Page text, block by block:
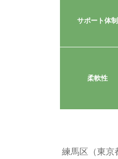
サポート体制
柔軟性
練馬区（東京